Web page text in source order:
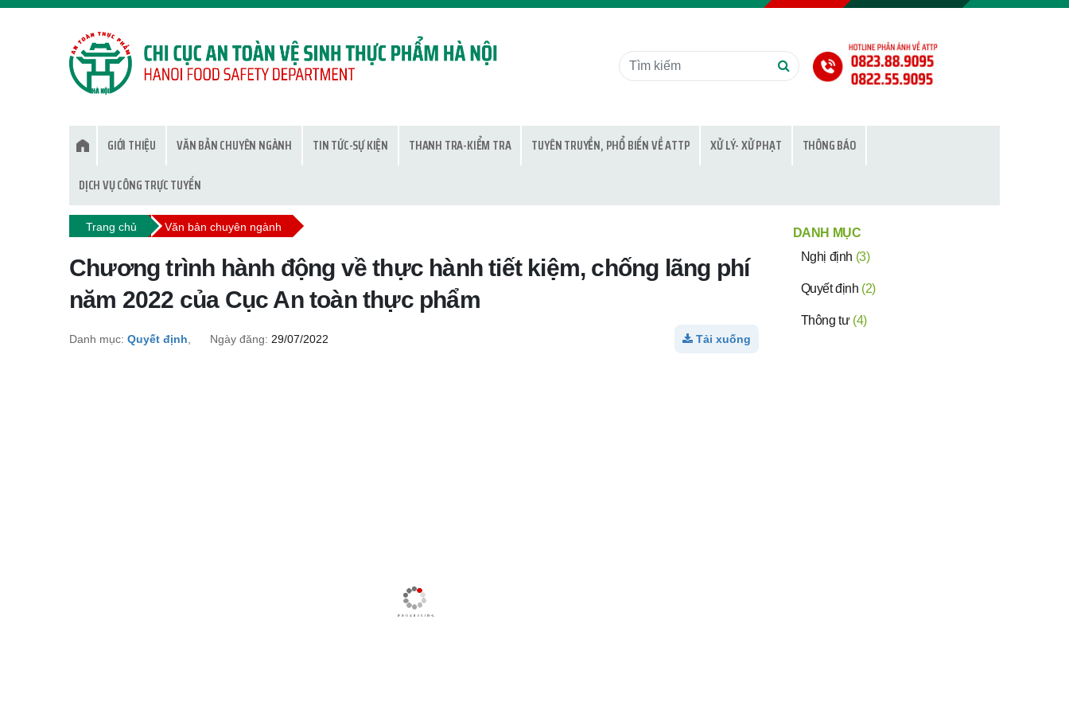
GIỚI THIỆU VĂN BẢN CHUYÊN NGÀNH TIN TỨC-SỰ KIỆN THANH TRA-KIỂM TRA TUYÊN TRUYỀN, PHỔ BIẾN VỀ ATTP XỬ LÝ- XỬ PHẠT
THÔNG BÁO
DỊCH VỤ CÔNG TRỰC TUYẾN
Trang chủ Văn bản chuyên ngành
Chương trình hành động về thực hành tiết kiệm, chống lãng phí
năm 2022 của Cục An toàn thực phẩm
Danh mục: Quyết định Ngày đăng: 29/07/2022 Tải xuống
DANH MỤC
Nghị định (3)
Quyết định (2)
Thông tư(4)